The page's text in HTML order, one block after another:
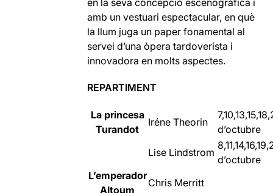
amb un vestuari espectacular, en què
la llum juga un paper fonamental al
servei d’una òpera tardoverista i
innovadora en molts aspectes.
REPARTIMENT
La princesa
Turandot
Iréne Theorin
d’octubre
Lise Lindstrom
d’octubre
L’emperador
Altoum
Chris Merritt